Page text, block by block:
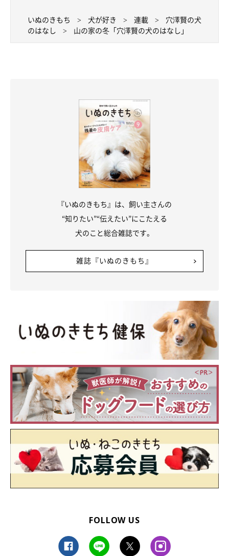
いぬのきもち 犬が好き 連載
穴澤賢の犬
のはなし
山の家の冬「穴澤賢の犬のはなし」
『いぬのきもち』は、飼い主さんの
“知りたい”“伝えたい”にこたえる
犬のこと総合雑誌です。
雑誌『いぬのきもち』
FOLLOW US